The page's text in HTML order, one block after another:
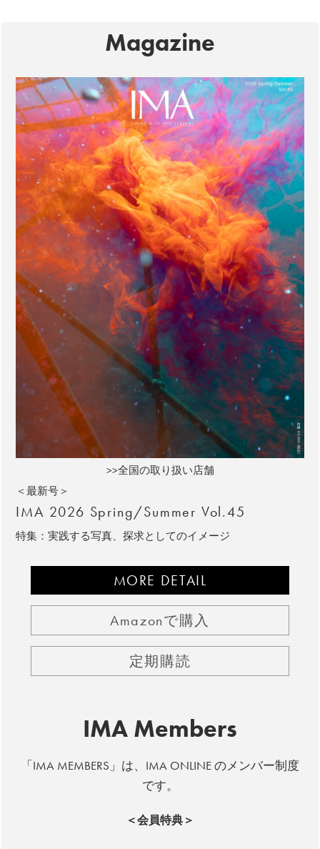
Magazine
>>全国の取り扱い店舗
＜最新号＞
IMA 2026 Spring/Summer Vol.45
特集：実践する写真、探求としてのイメージ
MORE DETAIL
Amazonで購入
定期購読
IMA Members
「IMA MEMBERS」は、IMA ONLINE のメンバー制度
です。
＜会員特典＞